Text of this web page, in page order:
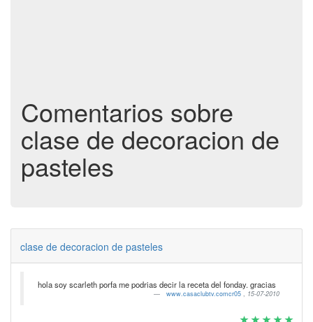
Comentarios sobre
clase de decoracion de
pasteles
clase de decoracion de pasteles
hola soy scarleth porfa me podrias decir la receta del fonday. gracias
www.casaclubtv.comcr05 , 15-07-2010